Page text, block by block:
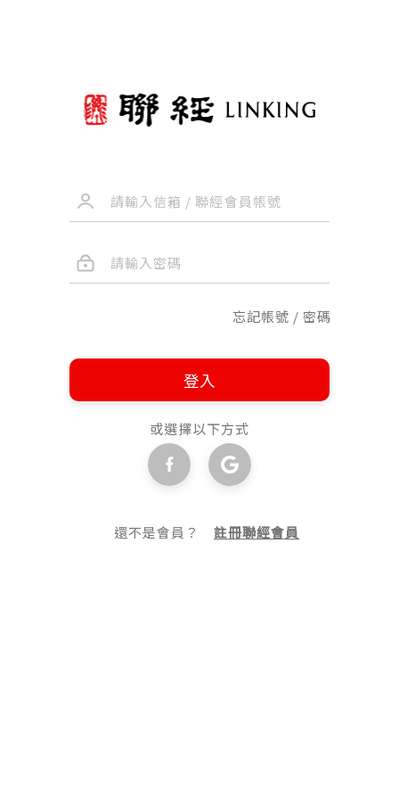
忘記帳號 / 密碼
登入
或選擇以下方式
還不是會員？註冊聯經會員